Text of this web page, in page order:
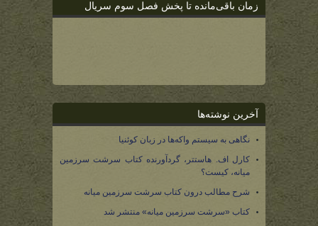
زمان باقی‌مانده تا پخش فصل سوم سریال
آخرین نوشته‌ها
نگاهی به سیستم واکه‌ها در زبان کوئنیا
کارل اف. هاستتر، گردآورنده کتاب سرشت سرزمین
میانه، کیست؟
شرح مطالب درون کتاب سرشت سرزمین میانه
کتاب «سرشت سرزمین میانه» منتشر شد